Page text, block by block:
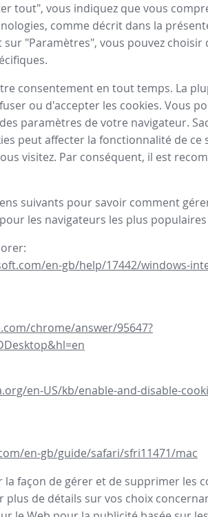
tout", vous indiquez que vous
comme décrit dans la
sur "Paramètres", vous pouvez choisir
consentement en tout temps. La
ou d'accepter les cookies. Vous
paramètres de votre navigateur.
peut affecter la fonctionnalité de ce
visitez. Par conséquent, il est
suivants pour savoir comment
les navigateurs les plus populaires
en-gb/help/17442/windows-
chrome/answer/95647?
en-US/kb/enable-and-disable-
en-gb/guide/safari/sfri11471/mac
façon de gérer et de supprimer les
plus de détails sur vos choix